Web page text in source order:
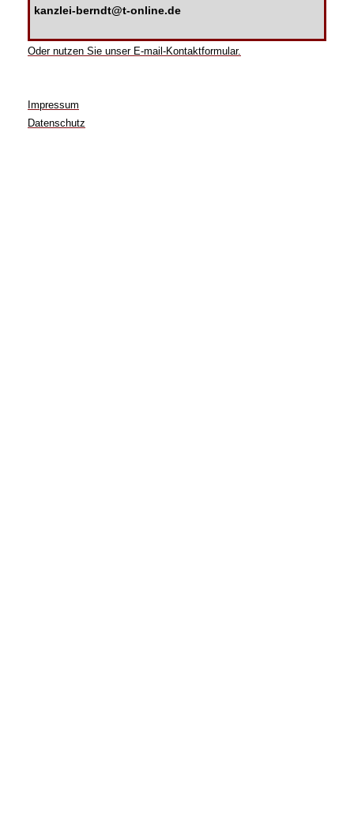
kanzlei-berndt@t-online.de
Oder nutzen Sie unser E-mail-Kontaktformular.
Impressum
Datenschutz